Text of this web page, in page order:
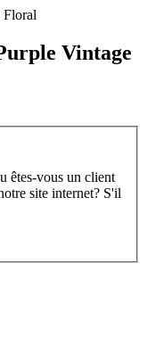
Vintage
êtes-vous un client
site internet? S'il